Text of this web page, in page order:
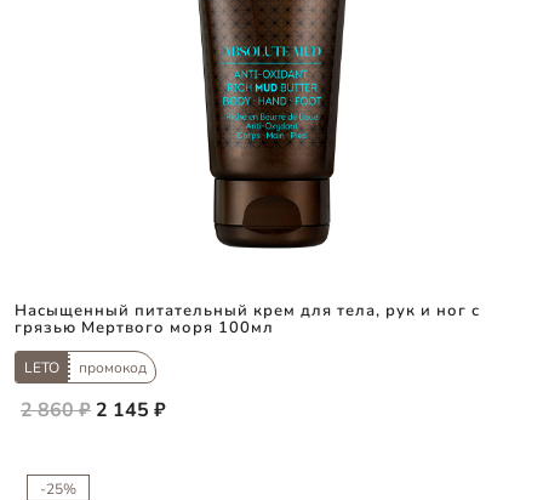
Насыщенный питательный крем для тела, рук и ног с
грязью Мертвого моря 100мл
LETO промокод
2 860 ₽ 2 145 ₽
-25%